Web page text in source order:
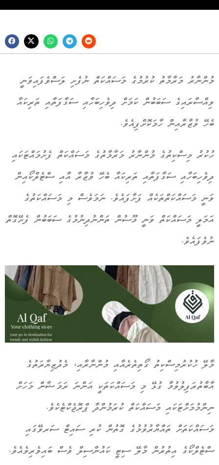
މުންނާރު މަރާމާތު ކުރުމުގެ މަސައްކަތް ނުފެށި ލަސްވެފައިވަނީ
ވިއްސާރައިގެ ސަބަބުން ކަމަށް ދިވެހިބަހާއި ސަގާފަތާއި ތަރިކައާ
ބެހޭ ވުޒާރާއިން ހާމަކޮށްފިއެވެ.
ހުކުރު މިސްކިތުގެ މުންނާރު މަރާމާތުގެ މަސައްކަތް ފެށުމައްޓަކައި
ދިވެހިބަހާއި ސަގާފަތާއި ތަރިކައާ ބެހޭ ވުޒާރާ އާއި ސްޓެލްކޯއިން
ވަނީ މަސައްކަތްތަކެއް ފަށާފައެވެ. ނަމަވެސް މި މަސައްކަތުގެ
އަމަލީ މަސައްކަތް ވަނީ މޫސުން ތަންނުދިނުމުގެ ސަބަބުން ފެށޭގޮތް
ނުވެފައެވެ.
މާލޭ ހުކުރުމިސްކިތު ގޯތިތެރެއާއި މުންނާރާއި، މެދުޒިޔާރަތުގެ
އާބާތުރަފިލުވުމާ ގުޅޭ މި މަސައްކަތަކީ އަންނަ ރަމަޟާން މަހަށް
ނިންމުމަށްޓަކައި މަސައްކަތް ކުރަމުންދާ ޕްރޮޖެކްޓެކެވެ.
މަސައްކަތަށް ތައްޔާރުވުމުގެ ގޮތުން ކުރި ސައިޓް ސަރވޭގައި
ސްޓެލްކޯގެ އިތުރުން މާލޭ ސިޓީ ކައުންސިލް ވެސް ބައިވެރިވެއެވެ.